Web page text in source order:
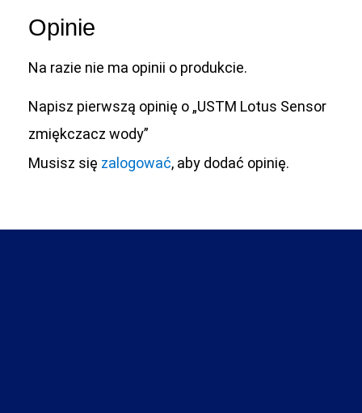
Opinie
Na razie nie ma opinii o produkcie.
Napisz pierwszą opinię o „USTM Lotus Sensor
zmiękczacz wody”
Musisz się zalogować, aby dodać opinię.